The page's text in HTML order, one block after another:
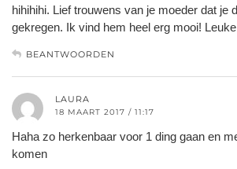
hihihihi. Lief trouwens van je moeder dat je
gekregen. Ik vind hem heel erg mooi!
BEANTWOORDEN
LAURA
18 MAART 2017 / 11:17
Haha zo herkenbaar voor 1 ding gaan en
komen